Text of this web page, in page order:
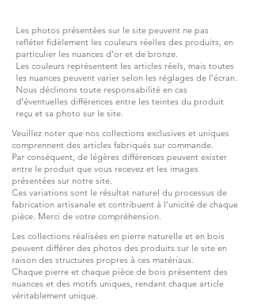
Les photos présentées sur le site peuvent ne pas
refléter fidèlement les couleurs réelles des produits, en
particulier les nuances d’or et de bronze.
Les couleurs représentent les articles réels, mais toutes
les nuances peuvent varier selon les réglages de l’écran.
Nous déclinons toute responsabilité en cas
d’éventuelles différences entre les teintes du produit
reçu et sa photo sur le site.
Veuillez noter que nos collections exclusives et uniques
comprennent des articles fabriqués sur commande.
Par conséquent, de légères différences peuvent exister
entre le produit que vous recevez et les images
présentées sur notre site.
Ces variations sont le résultat naturel du processus de
fabrication artisanale et contribuent à l’unicité de chaque
pièce. Merci de votre compréhension.
Les collections réalisées en pierre naturelle et en bois
peuvent différer des photos des produits sur le site en
raison des structures propres à ces matériaux.
Chaque pierre et chaque pièce de bois présentent des
nuances et des motifs uniques, rendant chaque article
véritablement unique.